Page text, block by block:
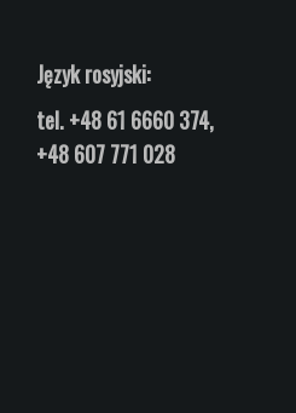
Język rosyjski:
tel.+48 61 6660 374,
+48 607 771 028